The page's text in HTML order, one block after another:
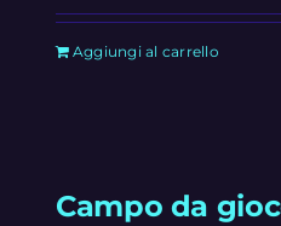
Aggiungi al carrello
Campo da